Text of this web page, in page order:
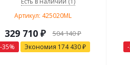
Артикул: 425020ML
329 710₽ 504 140₽
-35% Экономия 174 430₽ -